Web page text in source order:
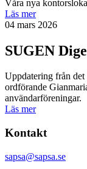
Våra nya
Läs mer
04 mars 2026
SUGEN
Uppdatering från
ordförande
användarföreningar.
Läs mer
Kontakt
sapsa@sapsa.se